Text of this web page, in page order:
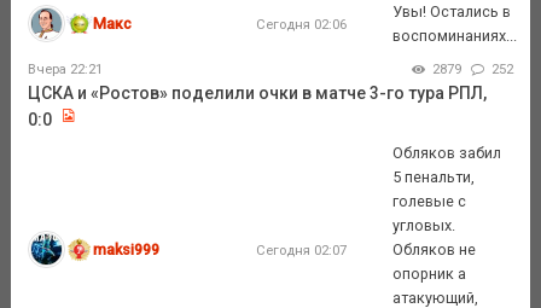
Макс Сегодня 02:06
Увы! Остались в
воспоминаниях...
Вчера 22:21 2879 252
ЦСКА и «Ростов» поделили очки в матче 3-го тура РПЛ,
0:0
maksi999 Сегодня 02:07
Обляков забил
5 пенальти,
голевые с
угловых.
Обляков не
опорник а
атакующий,